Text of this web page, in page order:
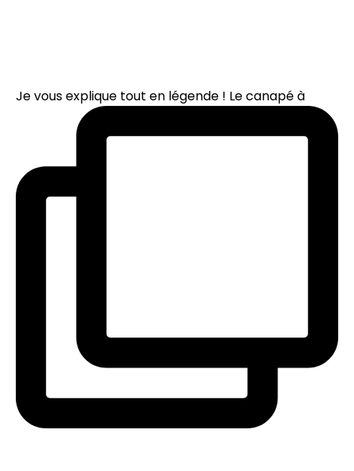
Je vous explique tout en légende ! Le canapé à